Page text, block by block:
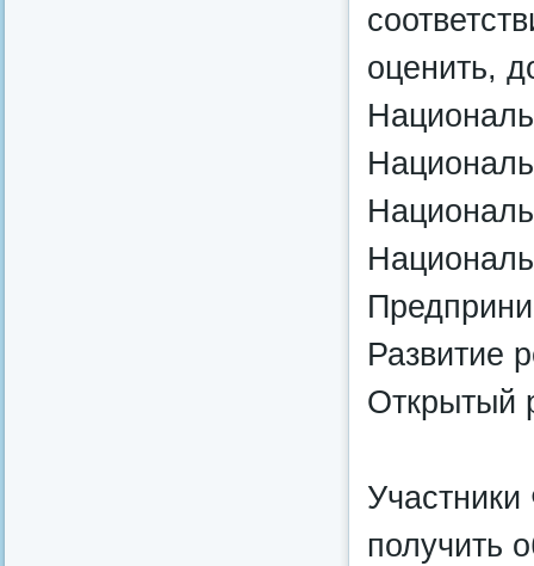
оценить,
Развитие
Открытый
получить